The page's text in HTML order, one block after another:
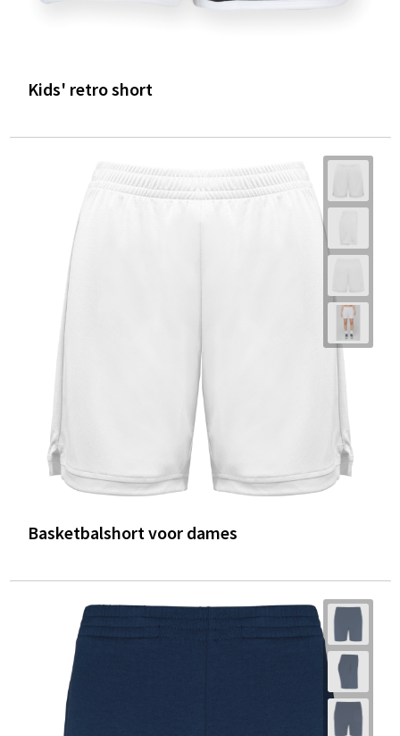
Kids' retro short
Basketbalshort voor dames